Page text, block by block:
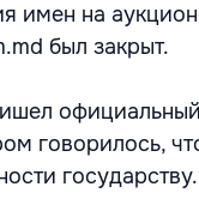
имен на
был закрыт.
говорилось,
государству.